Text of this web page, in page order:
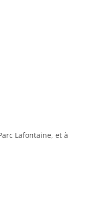
Lafontaine, et à